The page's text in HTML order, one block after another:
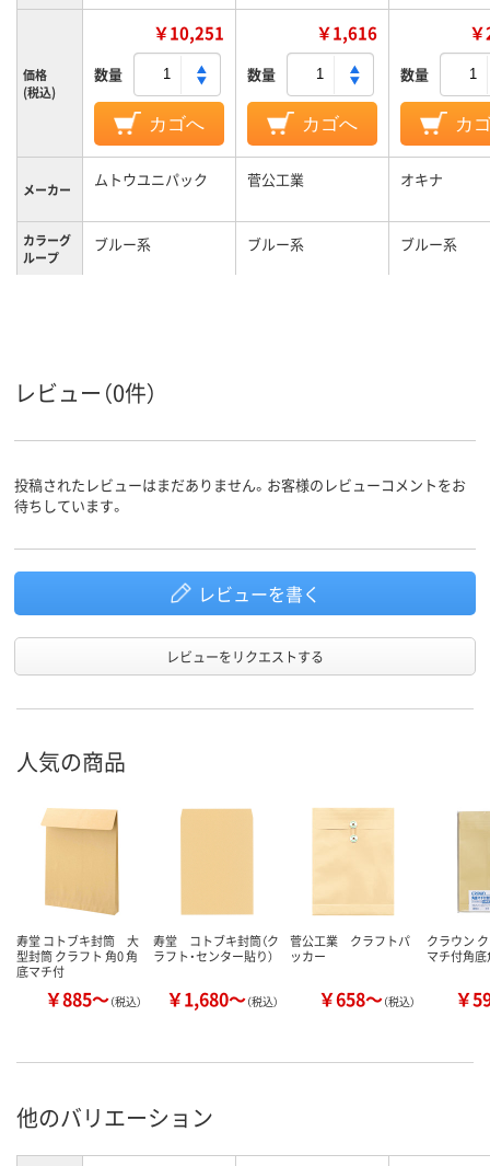
価格
(税込)
￥10,251
数量
カゴへ
￥1,616
数量
カゴへ
数量
カ
メーカー ムトウユニパック 菅公工業 オキナ
カラーグ
ループ
ブルー系 ブルー系 ブルー系
窓の有無 なし
なし あり あり
封筒裏面
の貼り方
センター貼り カマス貼り カマス貼り
レビュー（0件）
投稿されたレビューはまだありません。お客様のレビューコメントをお
待ちしています。
レビューを書く
レビューをリクエストする
人気の商品
寿堂 コトブキ封筒 大
型封筒 クラフト 角0 角
底マチ付
￥885～（税込）
寿堂 コトブキ封筒（ク
ラフト・センター貼り）
￥1,680～（税込）
菅公工業 クラフトパ
ッカー
￥658～（税込）
クラウン
マチ付角底
￥
他のバリエーション